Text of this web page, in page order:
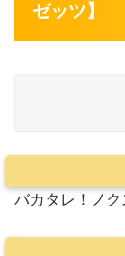
ゼッツ】
バカタレ！ノク